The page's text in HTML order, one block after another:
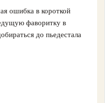
ошибка в короткой
фаворитку в
до пьедестала